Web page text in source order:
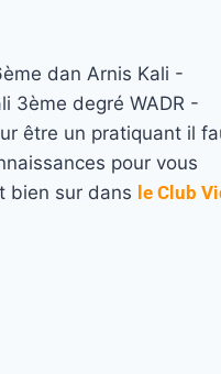
dan Arnis Kali -
3ème degré WADR -
être un pratiquant il
pour vous
bien sur dans le Club